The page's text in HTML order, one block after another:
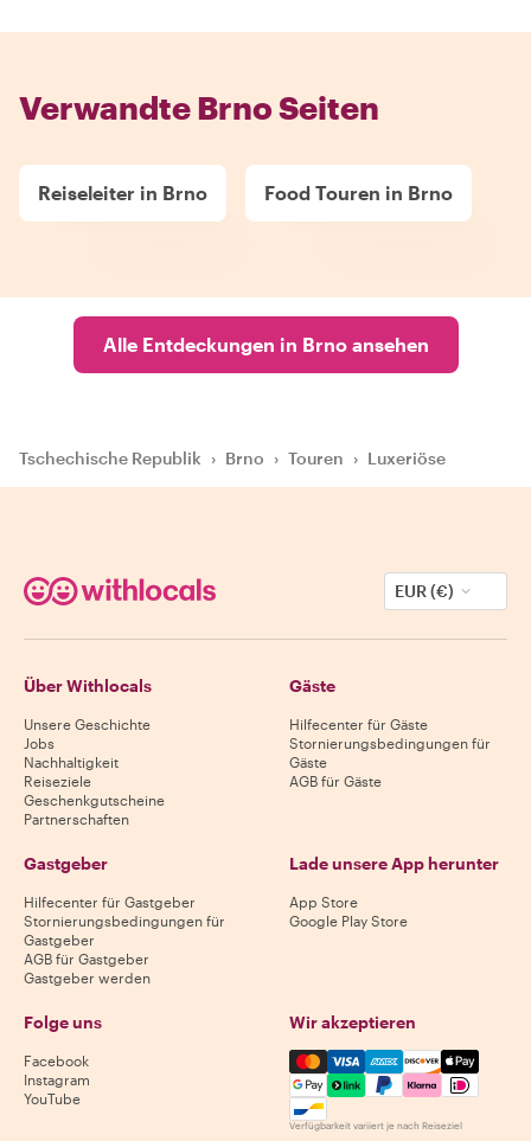
Verwandte Brno Seiten
Reiseleiter in Brno Food Touren in Brno
Alle Entdeckungen in Brno ansehen
Tschechische Republik › Brno › Touren › Luxeriöse
EUR (€)
Über Withlocals
Unsere Geschichte
Jobs
Nachhaltigkeit
Reiseziele
Geschenkgutscheine
Partnerschaften
Gäste
Hilfecenter für Gäste
Stornierungsbedingungen für
Gäste
AGB für Gäste
Gastgeber
Hilfecenter für Gastgeber
Stornierungsbedingungen für
Gastgeber
AGB für Gastgeber
Gastgeber werden
Lade unsere App herunter
App Store
Google Play Store
Folge uns
Facebook
Instagram
YouTube
Wir akzeptieren
Mastercard, Visa, Amex,
Verfügbarkeit variiert je nach Reiseziel